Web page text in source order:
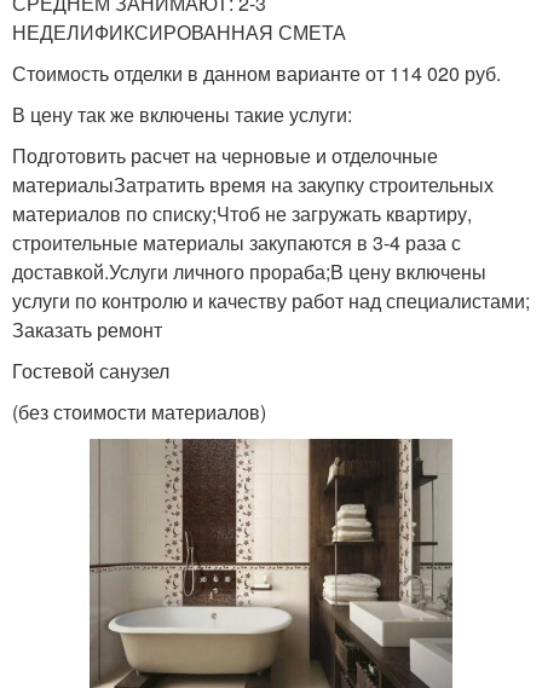
НЕДЕЛИФИКСИРОВАННАЯ СМЕТА
Стоимость отделки в данном варианте от 114 020 руб.
В цену так же включены такие услуги:
Подготовить расчет на черновые и отделочные
материалыЗатратить время на закупку строительных
материалов по списку;Чтоб не загружать квартиру,
строительные материалы закупаются в 3-4 раза с
доставкой.Услуги личного прораба;В цену включены
услуги по контролю и качеству работ над специалистами;
Заказать ремонт
Гостевой санузел
(без стоимости материалов)